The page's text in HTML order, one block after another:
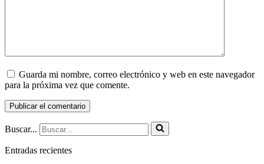
Guarda mi nombre, correo electrónico y web en este navegador
para la próxima vez que comente.
Buscar...
Entradas recientes